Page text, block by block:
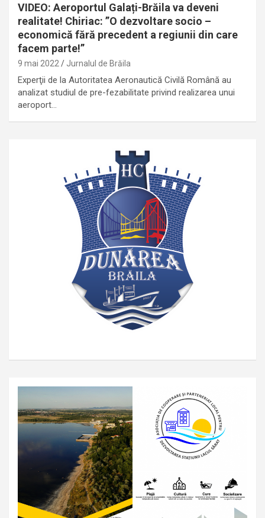
VIDEO: Aeroportul Galați-Brăila va deveni
realitate! Chiriac: ”O dezvoltare socio –
economică fără precedent a regiunii din care
facem parte!”
9 mai 2022 Jurnalul de Brăila
Experţii de la Autoritatea Aeronautică Civilă Română au
analizat studiul de pre-fezabilitate privind realizarea unui
aeroport…